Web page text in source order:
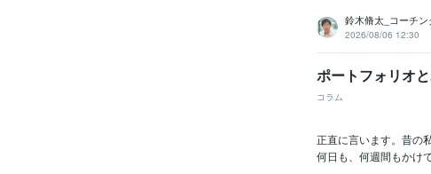
鈴木脩太_コーチ
2026/08/06 12:30
ポートフォリオ
コラム
正直に言います。昔の
何日も、何週間もかけ